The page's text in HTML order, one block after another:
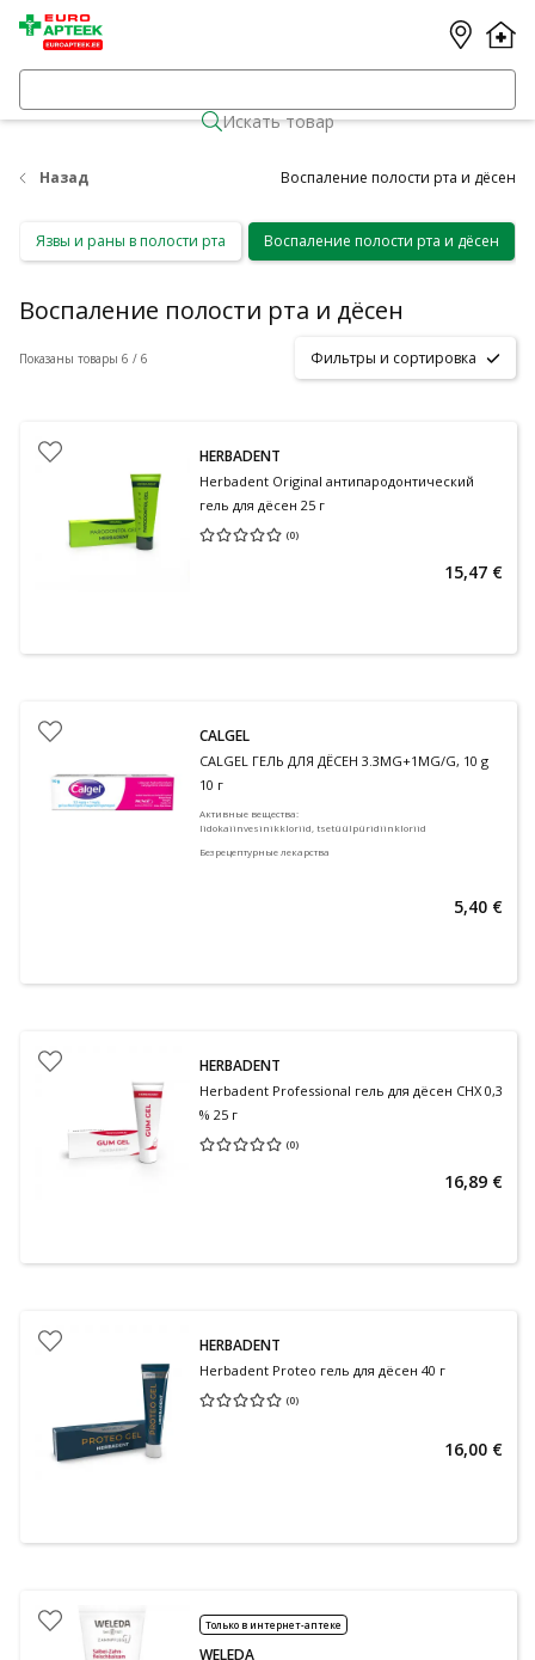
Искать товар
Назад Воспаление полости рта и дёсен
Язвы и раны в полости рта Воспаление полости рта и дёсен
Воспаление полости рта и дёсен
Показаны товары 6 / 6 Фильтры и сортировка
HERBADENT
Herbadent Original антипародонтический
гель для дёсен 25 г
(0)
Средняя оценка 0.00
15,47 €
CALGEL
CALGEL ГЕЛЬ ДЛЯ ДЁСЕН 3.3MG+1MG/G, 10 g
10 г
Активные вещества:
lidokaiinvesinikkloriid, tsetüülpüridiinkloriid
Безрецептурные лекарства
5,40 €
HERBADENT
Herbadent Professional гель для дёсен CHX 0,3
% 25 г
(0)
Средняя оценка 0.00
16,89 €
HERBADENT
Herbadent Proteo гель для дёсен 40 г
(0)
Средняя оценка 0.00
16,00 €
Только в интернет-аптеке
WELEDA